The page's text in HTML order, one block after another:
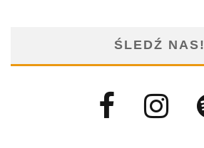
ŚLEDŹ NAS!